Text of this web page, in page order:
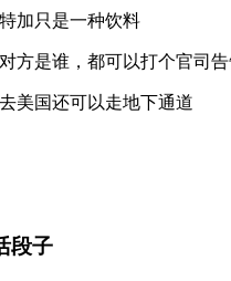
加只是一种饮料
方是谁，都可以打个官司
美国还可以走地下通道
段子